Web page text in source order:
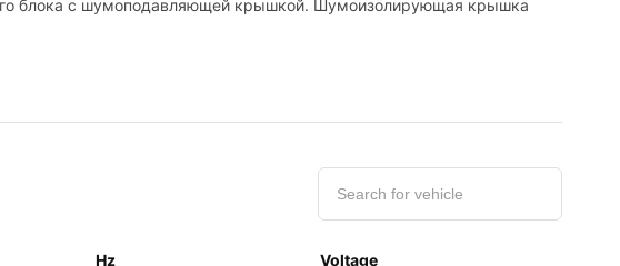
блока с шумоподавляющей крышкой. Шумоизолирующая крышка
Hz Voltage